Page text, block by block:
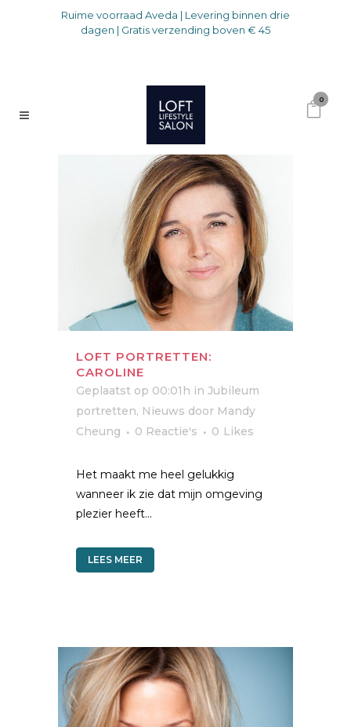
Ruime voorraad Aveda | Levering binnen drie
dagen | Gratis verzending boven € 45
0
LOFT PORTRETTEN:
CAROLINE
Geplaatst op 00:01h in Jubileum
portretten, Nieuws door Mandy
Cheung
0 Reactie's 0 Likes
Het maakt me heel gelukkig
wanneer ik zie dat mijn omgeving
plezier heeft...
LEES MEER